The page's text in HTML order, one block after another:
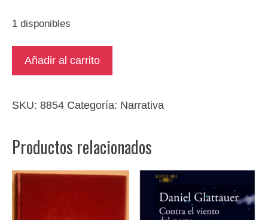
1 disponibles
Beltenebros
Añadir al carrito
SKU: 8854 Categoría: Narrativa
Productos relacionados